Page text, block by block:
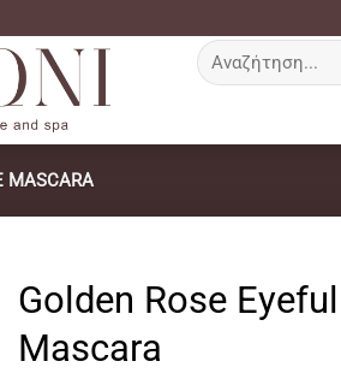
Αναζήτηση
για:
MASCARA
Golden Rose
Mascara